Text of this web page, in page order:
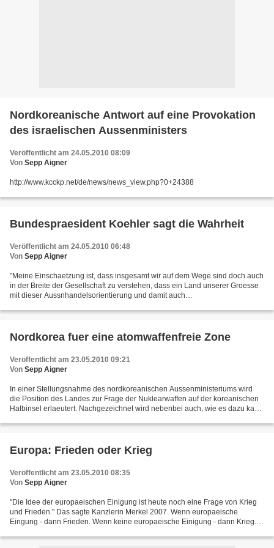
Nordkoreanische Antwort auf eine Provokation
des israelischen Aussenministers
Veröffentlicht am 24.05.2010 08:09
Von Sepp Aigner
http://www.kcckp.net/de/news/news_view.php?0+24388
Bundespraesident Koehler sagt die Wahrheit
Veröffentlicht am 24.05.2010 06:48
Von Sepp Aigner
"Meine Einschaetzung ist, dass insgesamt wir auf dem Wege sind doch auch
in der Breite der Gesellschaft zu verstehen, dass ein Land unserer Groesse
mit dieser Aussnhandelsorientierung und damit auch
Nordkorea fuer eine atomwaffenfreie Zone
Veröffentlicht am 23.05.2010 09:21
Von Sepp Aigner
In einer Stellungsnahme des nordkoreanischen Aussenministeriums wird
die Position des Landes zur Frage der Nuklearwaffen auf der koreanischen
Halbinsel erlaeutert. Nachgezeichnet wird nebenbei auch, wie es dazu kam,
Europa: Frieden oder Krieg
Veröffentlicht am 23.05.2010 08:35
Von Sepp Aigner
"Die Idee der europaeischen Einigung ist heute noch eine Frage von Krieg
und Frieden." Das sagte Kanzlerin Merkel 2007. Wenn europaeische
Eingung - dann Frieden. Wenn keine europaeische Einigung - dann Krieg.